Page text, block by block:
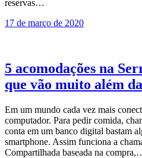
reservas…
17 de março de 2020
5 acomodações na
que vão muito além
Em um mundo cada vez mais
computador. Para pedir comida,
conta em um banco digital bastam
smartphone. Assim funciona a
Compartilhada baseada na